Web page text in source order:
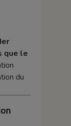
que le
du